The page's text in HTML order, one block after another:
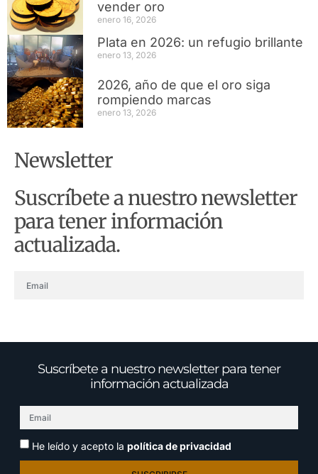
vender oro
enero 16, 2026
Plata en 2026: un refugio brillante
enero 13, 2026
2026, año de que el oro siga
rompiendo marcas
enero 13, 2026
Newsletter
Suscríbete a nuestro newsletter
para tener información
actualizada.
Suscríbete a nuestro newsletter para tener
información actualizada
He leído y acepto la política de privacidad